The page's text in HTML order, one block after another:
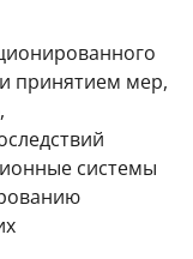
принятием мер,
системы